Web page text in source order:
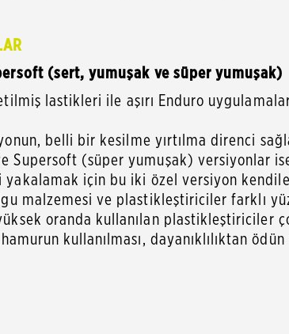
(sert, yumuşak ve süper yumuşak)
lastikleri ile aşırı Enduro
belli bir kesilme yırtılma direnci
Supersoft (süper yumuşak) versiyonlar
için bu iki özel versiyon
malzemesi ve plastikleştiriciler farklı
oranda kullanılan plastikleştiriciler
kullanılması, dayanıklılıktan